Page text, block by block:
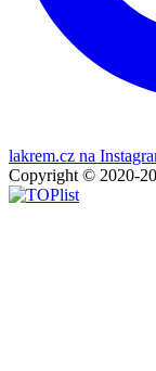
lakrem.cz na
Copyright © 2020-